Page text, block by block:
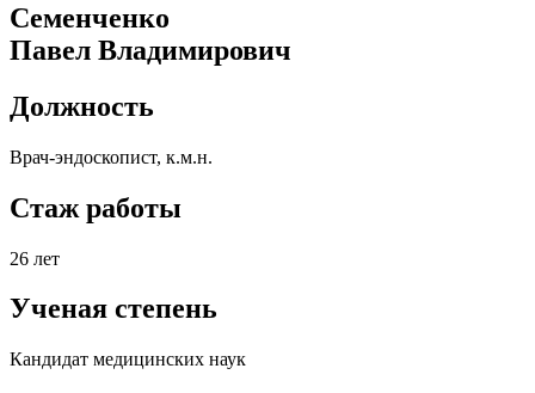
Семенченко
Павел Владимирович
Должность
Врач-эндоскопист, к.м.н.
Стаж работы
26 лет
Ученая степень
Кандидат медицинских наук